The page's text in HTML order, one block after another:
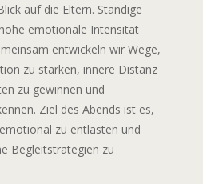
auf die Eltern. Ständige
emotionale Intensität
entwickeln wir Wege,
zu stärken, innere Distanz
zu gewinnen und
Ziel des Abends ist es,
zu entlasten und
Begleitstrategien zu